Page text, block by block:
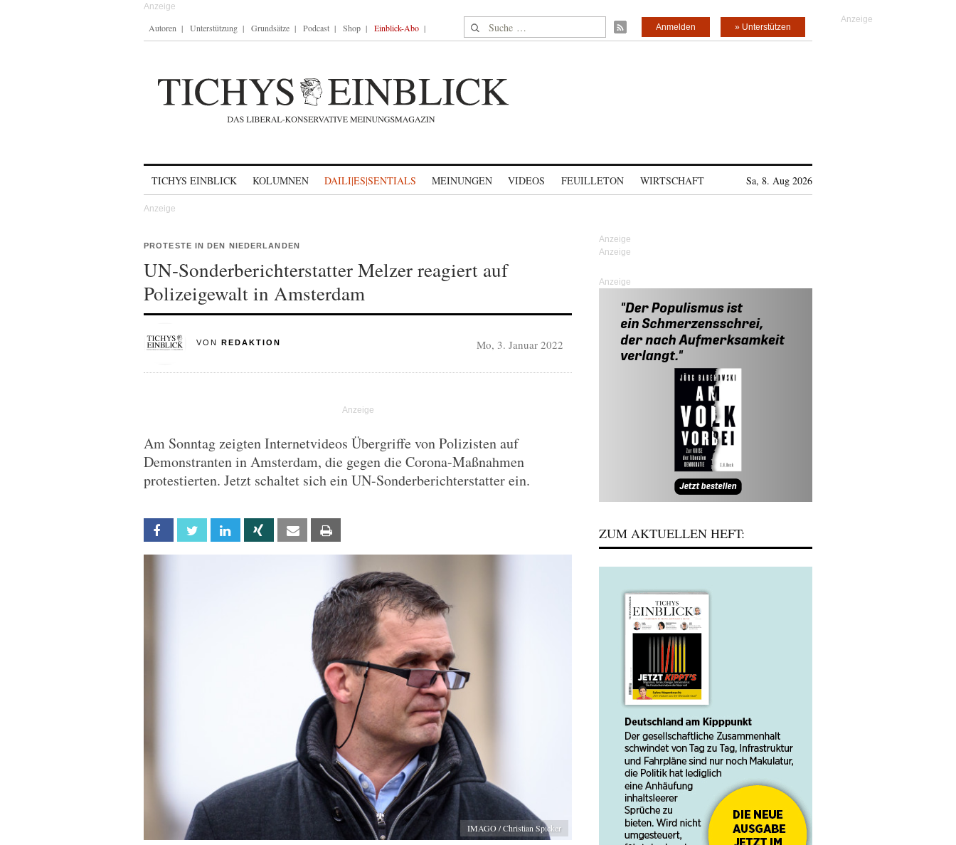
Autoren Unterstützung Grundsätze Podcast Shop Einblick-Abo Suche nach: » Unterstützen
Anmelden
TICHYS EINBLICK KOLUMNEN DAILI|ES|SENTIALS MEINUNGEN VIDEOS FEUILLETON WIRTSCHAFT Sa, 8. Aug 2026
PROTESTE IN DEN NIEDERLANDEN
UN-Sonderberichterstatter Melzer reagiert auf
Polizeigewalt in Amsterdam
VON REDAKTION Mo, 3. Januar 2022
Am Sonntag zeigten Internetvideos Übergriffe von Polizisten auf
Demonstranten in Amsterdam, die gegen die Corona-Maßnahmen
protestierten. Jetzt schaltet sich ein UN-Sonderberichterstatter ein.
Facebook Twitter Linkedin Xing Email
IMAGO / Christian Spicker
Anzeige
ZUM AKTUELLEN HEFT: